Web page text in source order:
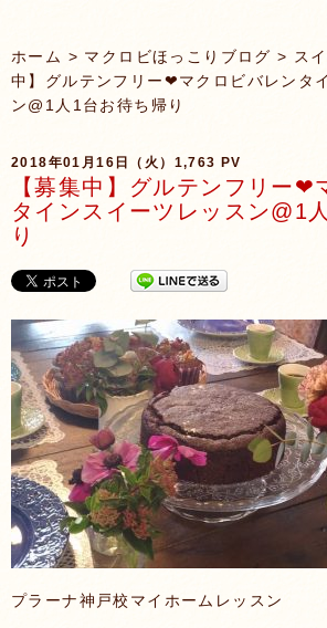
ホーム > マクロビほっこりブログ > ス
中】グルテンフリー❤マクロビバレンタ
ン@1人1台お待ち帰り
2018年01月16日（火） 1,763 PV
【募集中】グルテンフリー❤
タインスイーツレッスン@1
り
プラーナ神戸校マイホームレッスン